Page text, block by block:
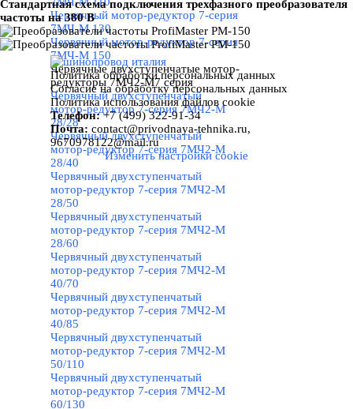
Червячный мотор-редуктор 7-серия
7МЧ-М 130
Червячный мотор-редуктор 7-серия
7МЧ-М 150
Червячные двухступенчатые мотор-
редукторы 7МЧ2-М7 серия▼
Червячный двухступенчатый
мотор-редуктор 7-серия 7МЧ2-М
28/28
Червячный двухступенчатый
мотор-редуктор 7-серия 7МЧ2-М
28/40
Червячный двухступенчатый
мотор-редуктор 7-серия 7МЧ2-М
28/50
Червячный двухступенчатый
мотор-редуктор 7-серия 7МЧ2-М
28/60
Червячный двухступенчатый
мотор-редуктор 7-серия 7МЧ2-М
40/70
Червячный двухступенчатый
мотор-редуктор 7-серия 7МЧ2-М
40/85
Червячный двухступенчатый
мотор-редуктор 7-серия 7МЧ2-М
50/110
Червячный двухступенчатый
мотор-редуктор 7-серия 7МЧ2-М
60/130
Стандартная схема подключения трехфазного преобразователя
частоты на 380 В
Политика обработки персональных данных
Согласие на обработку персональных данных
Политика использования файлов cookie
Телефон: +7 (499) 322-91-34
Почта: contact@privodnaya-tehnika.ru,
9670978122@mail.ru
Изменить настройки cookie
Назад к содержимому